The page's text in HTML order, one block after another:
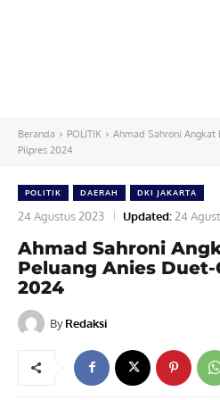
Beranda POLITIK
Ahmad Sahroni Angkat
Pilpres 2024
POLITIK DAERAH DKI JAKARTA
24 Agustus 2023 Updated: 24
Ahmad Sahroni
Peluang Anies
2024
By Redaksi